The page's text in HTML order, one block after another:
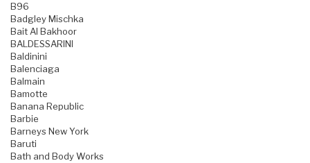
B96
Badgley Mischka
Bait Al Bakhoor
BALDESSARINI
Baldinini
Balenciaga
Balmain
Bamotte
Banana Republic
Barbie
Barneys New York
Baruti
Bath and Body Works